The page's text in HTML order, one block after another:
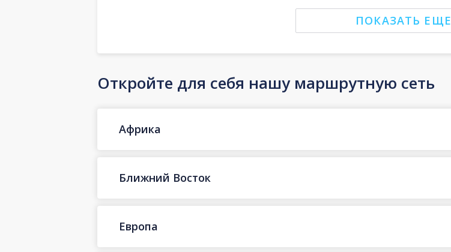
ПОКАЗАТЬ ЕЩЕ
Откройте для себя нашу маршрутную сеть
Африка
Ближний Восток
Европа